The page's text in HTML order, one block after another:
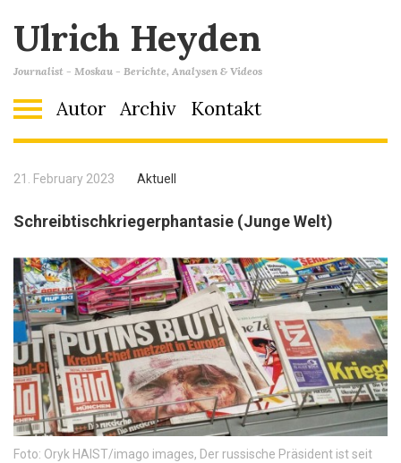
Ulrich Heyden
Journalist - Moskau - Berichte, Analysen & Videos
Autor Archiv Kontakt
21. February 2023 Aktuell
Schreibtischkriegerphantasie (Junge Welt)
Foto: Oryk HAIST/imago images, Der russische Präsident ist seit